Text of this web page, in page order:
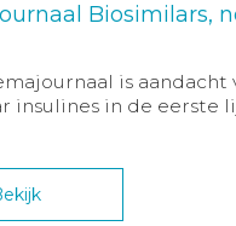
Biosimilars,
is aandacht
insulines in de eerste